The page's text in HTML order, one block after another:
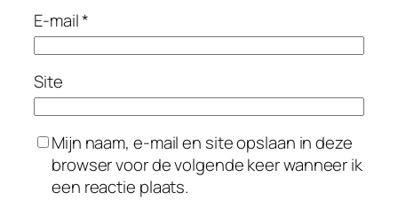
E-mail*
Site
Mijn naam, e-mail en site opslaan in deze
browser voor de volgende keer wanneer ik
een reactie plaats.